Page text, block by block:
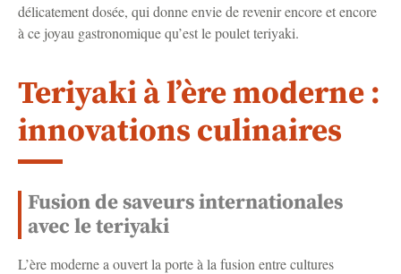
délicatement dosée, qui donne envie de revenir encore et encore
à ce joyau gastronomique qu’est le poulet teriyaki.
Teriyaki à l’ère moderne :
innovations culinaires
Fusion de saveurs internationales
avec le teriyaki
L’ère moderne a ouvert la porte à la fusion entre cultures